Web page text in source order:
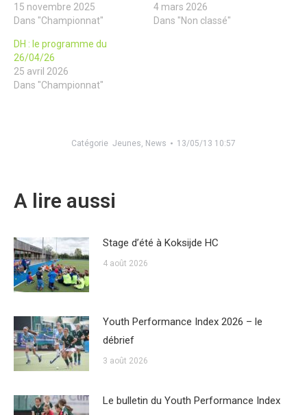
15 novembre 2025
Dans "Championnat"
4 mars 2026
Dans "Non classé"
DH : le programme du
26/04/26
25 avril 2026
Dans "Championnat"
Catégorie Jeunes, News 13/05/13 10:57
A lire aussi
Stage d’été à Koksijde HC
4 août 2026
Youth Performance Index 2026 – le
débrief
3 août 2026
Le bulletin du Youth Performance Index